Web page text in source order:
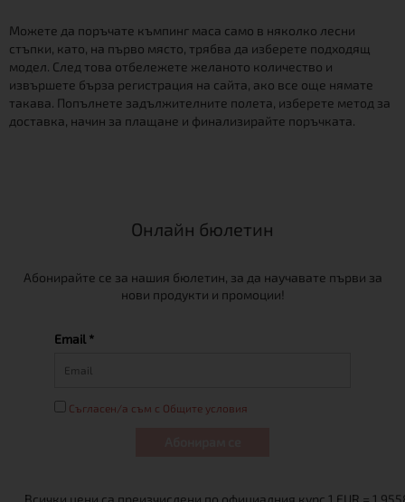
Можете да поръчате къмпинг маса само в няколко лесни
стъпки, като, на първо място, трябва да изберете подходящ
модел. След това отбележете желаното количество и
извършете бърза регистрация на сайта, ако все още нямате
такава. Попълнете задължителните полета, изберете метод за
доставка, начин за плащане и финализирайте поръчката.
Онлайн бюлетин
Абонирайте се за нашия бюлетин, за да научавате първи за
нови продукти и промоции!
Email *
Съгласен/а съм с Общите условия